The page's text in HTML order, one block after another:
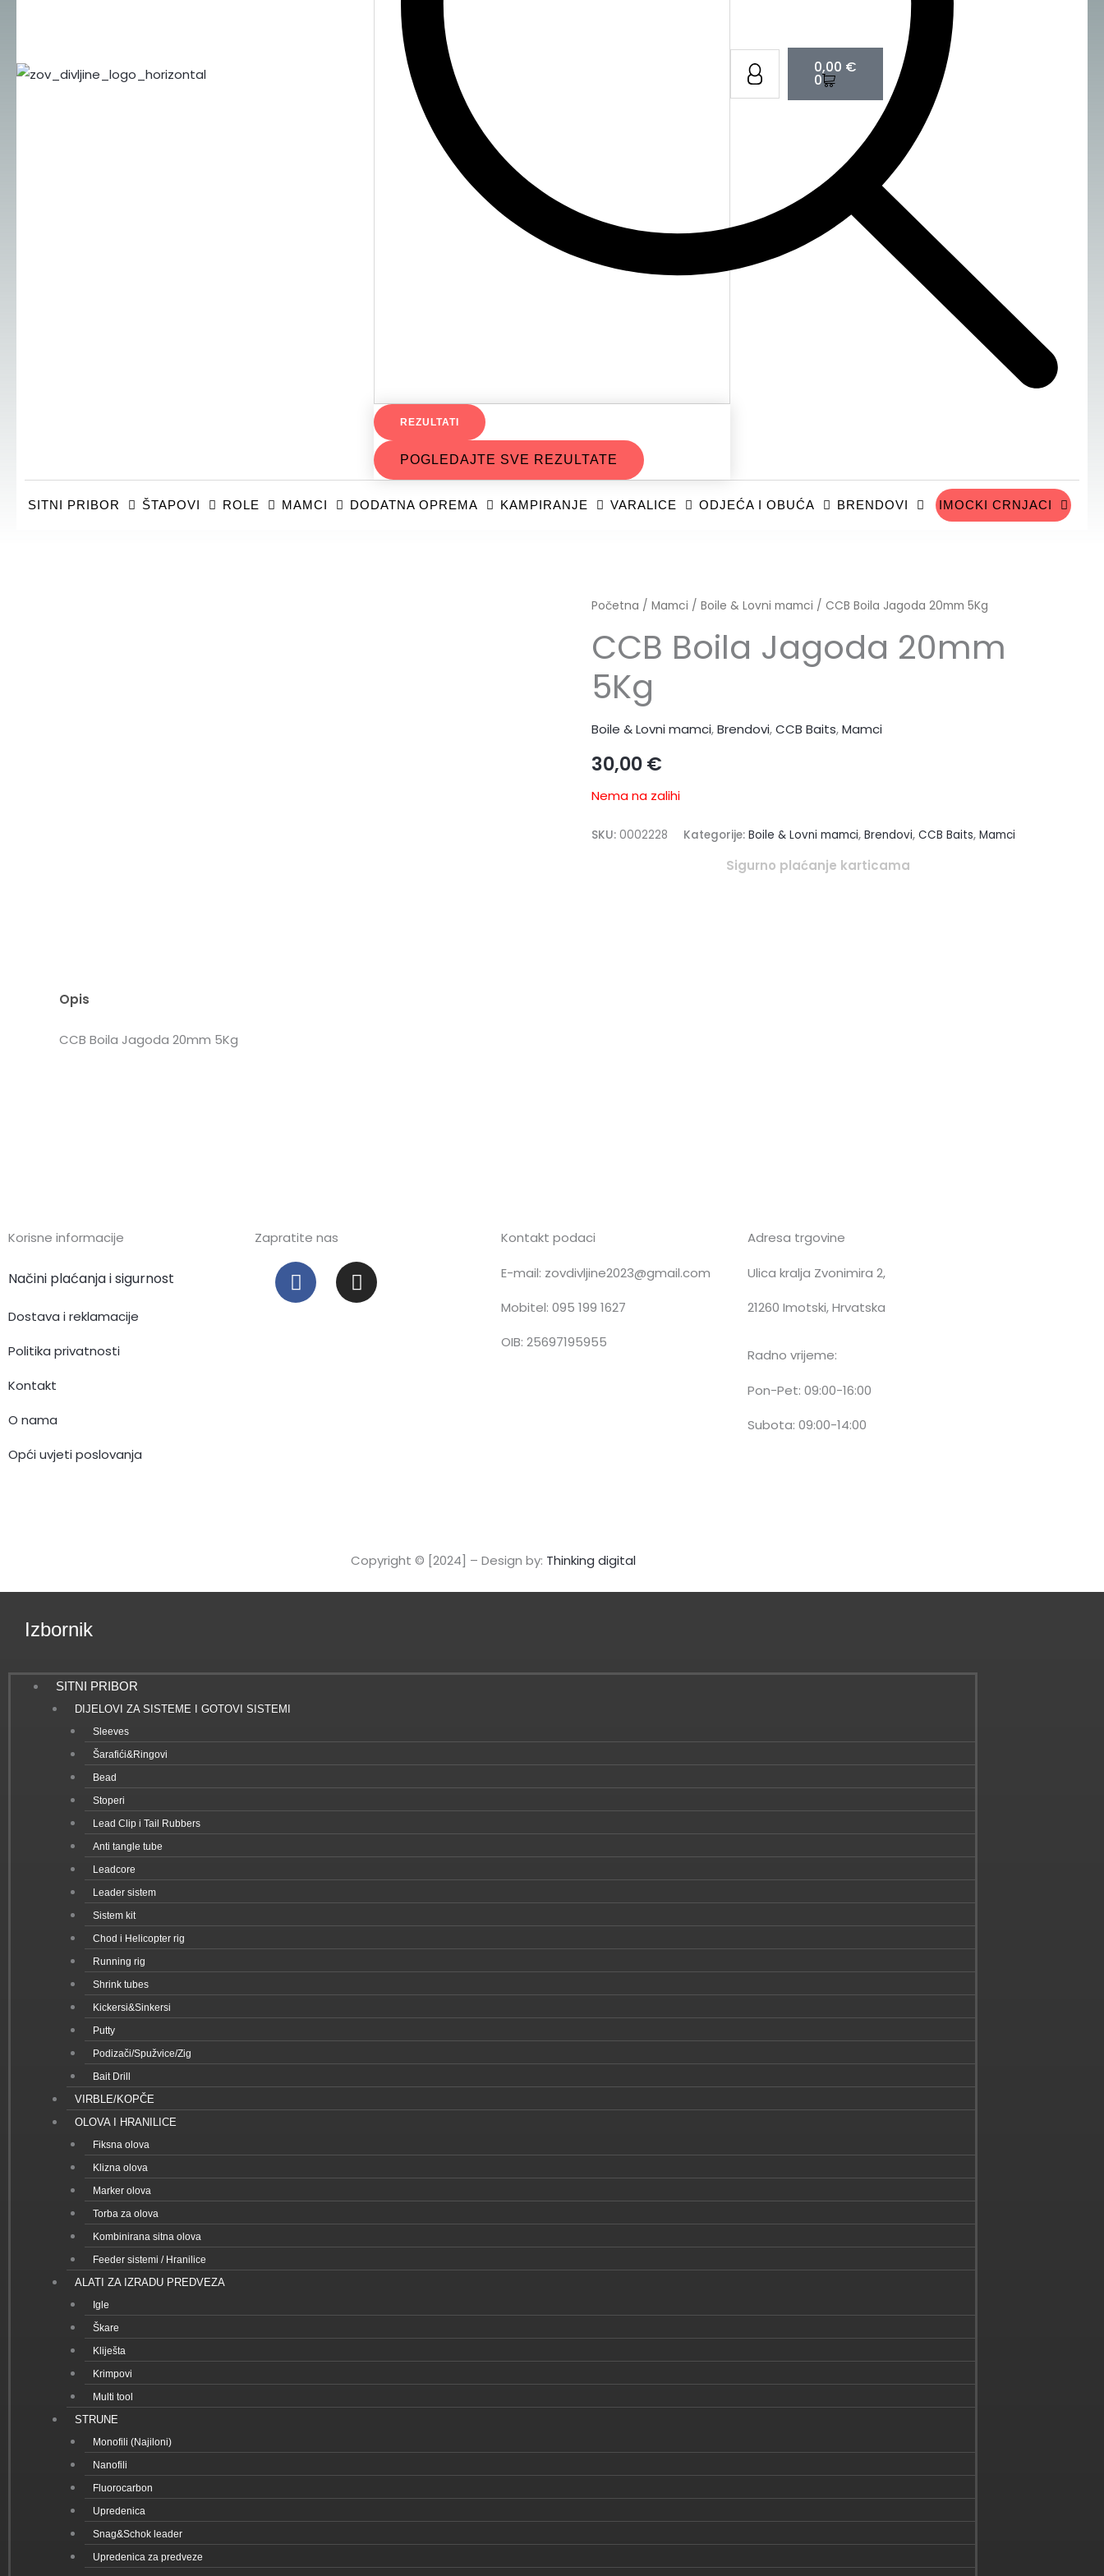
REZULTATI
POGLEDAJTE SVE REZULTATE
0,00 €
0
Cart
SITNI PRIBOR ŠTAPOVI ROLE MAMCI DODATNA OPREMA KAMPIRANJE VARALICE ODJEĆA I OBUĆA BRENDOVI IMOCKI CRNJACI
Početna / Mamci / Boile & Lovni mamci / CCB Boila Jagoda 20mm 5Kg
CCB Boila Jagoda 20mm
5Kg
Boile & Lovni mamci,Brendovi,CCB Baits,Mamci
30,00€
Nema na zalihi
SKU: 0002228 Kategorije: Boile & Lovni mamci, Brendovi, CCB Baits, Mamci
Sigurno plaćanje karticama
Opis
CCB Boila Jagoda 20mm 5Kg
Korisne informacije
Načini plaćanja i sigurnost
Dostava i reklamacije
Politika privatnosti
Kontakt
O nama
Opći uvjeti poslovanja
Zapratite nas
F
a
c
I
n
s
Kontakt podaci
E-mail: zovdivljine2023@gmail.com
Mobitel: 095 199 1627
OIB: 25697195955
Adresa trgovine
Ulica kralja Zvonimira 2,
21260 Imotski, Hrvatska
Radno vrijeme:
Pon-Pet: 09:00-16:00
Subota: 09:00-14:00
Copyright © [2024] – Design by: Thinking digital
Izbornik
SITNI PRIBOR
DIJELOVI ZA SISTEME I GOTOVI SISTEMI
Sleeves
Šarafići&Ringovi
Bead
Stoperi
Lead Clip i Tail Rubbers
Anti tangle tube
Leadcore
Leader sistem
Sistem kit
Chod i Helicopter rig
Running rig
Shrink tubes
Kickersi&Sinkersi
Putty
Podizači/Spužvice/Zig
Bait Drill
VIRBLE/KOPČE
OLOVA I HRANILICE
Fiksna olova
Klizna olova
Marker olova
Torba za olova
Kombinirana sitna olova
Feeder sistemi / Hranilice
ALATI ZA IZRADU PREDVEZA
Igle
Škare
Kliješta
Krimpovi
Multi tool
STRUNE
Monofili (Najiloni)
Nanofili
Fluorocarbon
Upredenica
Snag&Schok leader
Upredenica za predveze